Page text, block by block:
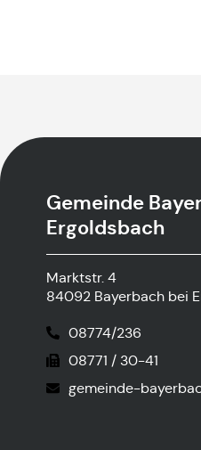
Gemeinde
Ergoldsbach
Marktstr. 4
84092 Bayerbach bei
08774/236
08771 / 30-41
gemeinde-